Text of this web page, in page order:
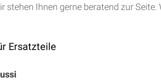
Ihnen gerne beratend zur Seite.
Ersatzteile